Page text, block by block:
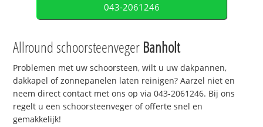
043-2061246
Allround schoorsteenveger Banholt
Problemen met uw schoorsteen, wilt u uw dakpannen,
dakkapel of zonnepanelen laten reinigen? Aarzel niet en
neem direct contact met ons op via 043-2061246. Bij ons
regelt u een schoorsteenveger of offerte snel en
gemakkelijk!